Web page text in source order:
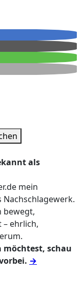
als
mein
bewegt,
ehrlich,
möchtest, schau
→